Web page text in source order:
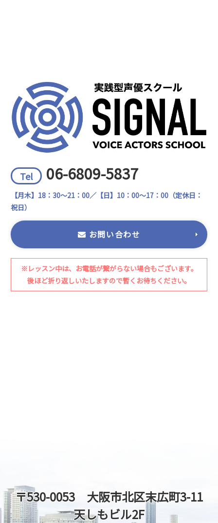
Tel 06-6809-5837
【月木】18：30～21：00／【日】10：00～17：00（定休日：
祝日）
お問い合わせ
※レッスン中は、お電話が繋がらない場合もございます。
後ほど折り返しいたしますので暫くお待ちください。
〒530-0053 大阪市北区末広町3-11
天しもビル2F